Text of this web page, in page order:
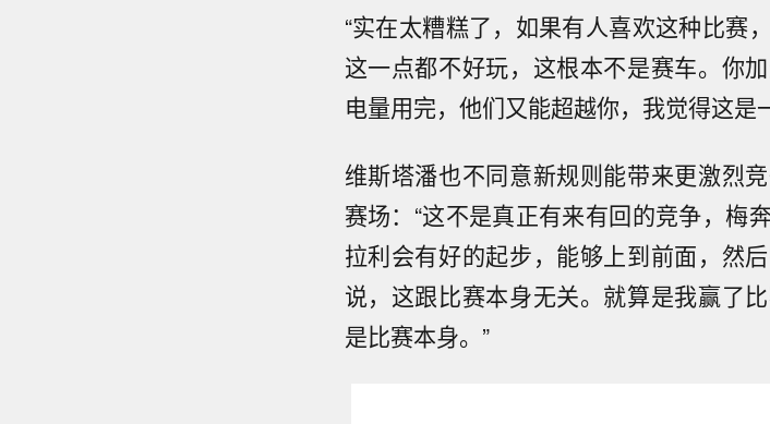
“实在太糟糕了，如果有人喜欢这种比赛
这一点都不好玩，这根本不是赛车。你
电量用完，他们又能超越你，我觉得这是
维斯塔潘也不同意新规则能带来更激烈
赛场：“这不是真正有来有回的竞争，梅
拉利会有好的起步，能够上到前面，然
说，这跟比赛本身无关。就算是我赢了
是比赛本身。”